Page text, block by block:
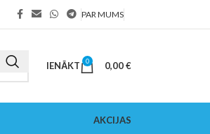
PAR MUMS
IENĀKT 0 0,00€
AKCIJAS